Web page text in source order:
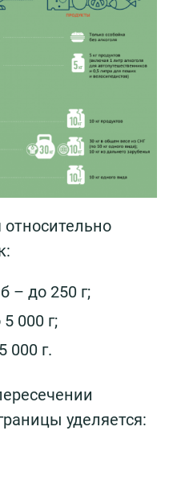
– до 250 г;
000 г;
000 г.
уделяется: